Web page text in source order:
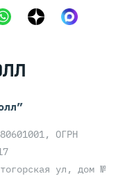
ОГРН
ул, дом №